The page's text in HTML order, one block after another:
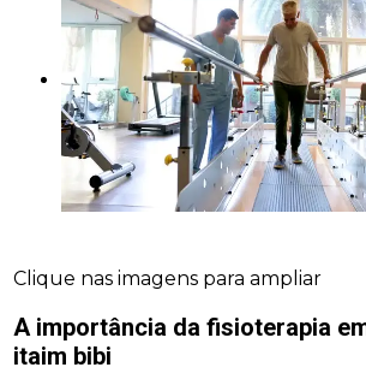
Clique nas imagens para ampliar
A importância dafisioterapia
itaim bibi